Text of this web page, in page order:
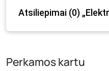
internetinėje
kaina, kuri galioja pirkimo
Atsiliepimai (0)
Perkamos kartu